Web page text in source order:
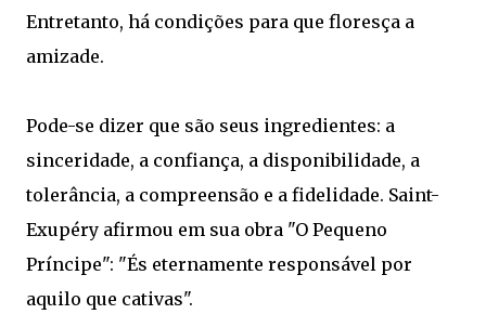
Entretanto, há condições para que floresça a
amizade.
Pode-se dizer que são seus ingredientes: a
sinceridade, a confiança, a disponibilidade, a
tolerância, a compreensão e a fidelidade. Saint-
Exupéry afirmou em sua obra "O Pequeno
Príncipe": "És eternamente responsável por
aquilo que cativas".